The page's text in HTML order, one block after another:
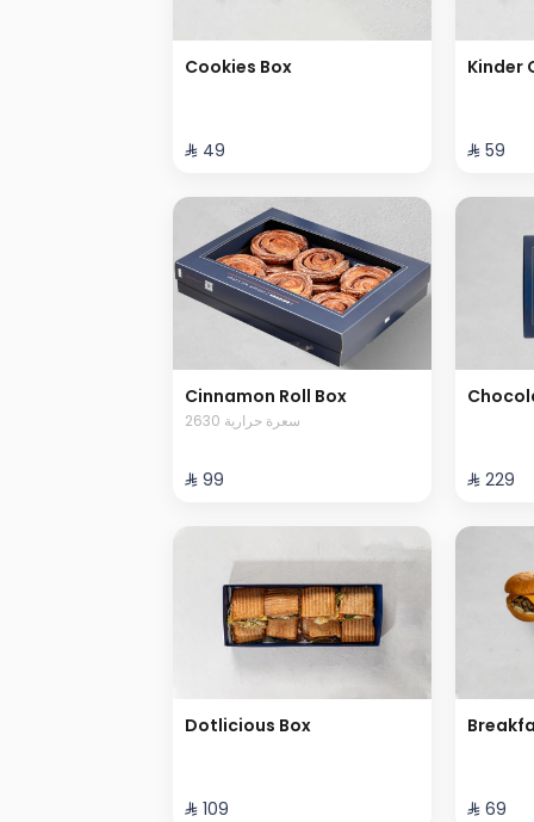
Cookies Box
⁨⁦‪‬ 49⁩
Kinder
⁨⁦‪‬ 59⁩
Cinnamon Roll Box
2630 سعرة حرارية
⁨⁦‪‬ 99⁩ ⁨⁦‪‬ 229⁩
Dotlicious Box
⁨⁦‪‬ 109⁩ ⁨⁦‪‬ 69⁩